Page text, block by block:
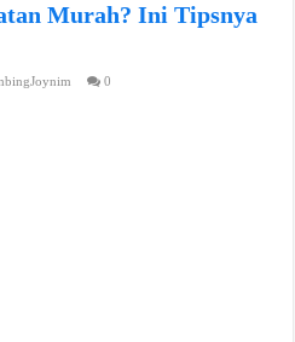
Murah? Ini Tipsnya
0